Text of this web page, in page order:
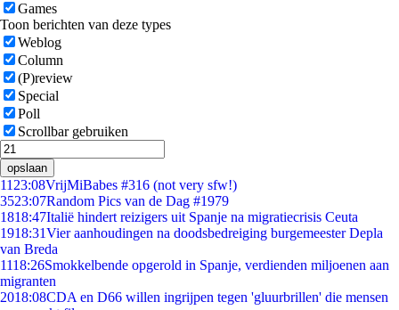
Games
Toon berichten van deze types
Weblog
Column
(P)review
Special
Poll
Scrollbar gebruiken
opslaan
11 23:08VrijMiBabes #316 (not very sfw!)
3523:07Random Pics van de Dag #1979
1818:47Italië hindert reizigers uit Spanje na migratiecrisis Ceuta
1918:31Vier aanhoudingen na doodsbedreiging burgemeester Depla
van Breda
1118:26Smokkelbende opgerold in Spanje, verdienden miljoenen aan
migranten
2018:08CDA en D66 willen ingrijpen tegen 'gluurbrillen' die mensen